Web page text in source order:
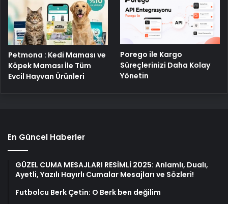
Petmona : Kedi Maması ve
Köpek Maması İle Tüm
Evcil Hayvan Ürünleri
Porego ile Kargo
Süreçlerinizi Daha Kolay
Yönetin
En Güncel Haberler
GÜZEL CUMA MESAJLARI RESİMLİ 2025: Anlamlı, Dualı,
Ayetli, Yazılı Hayırlı Cumalar Mesajları ve Sözleri!
Futbolcu Berk Çetin: O Berk ben değilim